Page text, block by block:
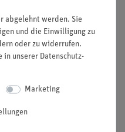
Säure/Base sowie
oder sauer reagieren
Essigsäure und
Schüler sollen durch
Salze in wässriger
pH-Indikatoren.
abgelehnt werden. Sie
und die Einwilligung zu
oder zu widerrufen.
in unserer Daten­schutz­
Marketing